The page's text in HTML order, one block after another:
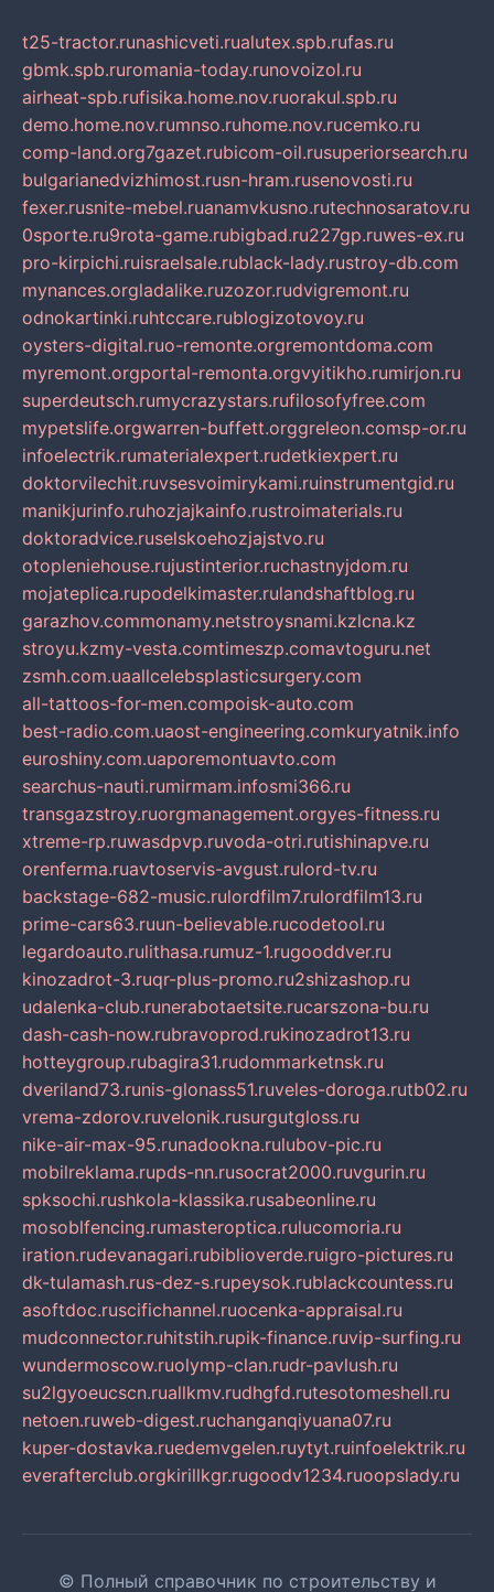
t25-tractor.runashicveti.rualutex.spb.rufas.ru
gbmk.spb.ruromania-today.runovoizol.ru
airheat-spb.rufisika.home.nov.ruorakul.spb.ru
demo.home.nov.rumnso.ruhome.nov.rucemko.ru
comp-land.org7gazet.rubicom-oil.rusuperiorsearch.ru
bulgarianedvizhimost.rusn-hram.rusenovosti.ru
fexer.rusnite-mebel.ruanamvkusno.rutechnosaratov.ru
0sporte.ru9rota-game.rubigbad.ru227gp.ruwes-ex.ru
pro-kirpichi.ruisraelsale.rublack-lady.rustroy-db.com
mynances.orgladalike.ruzozor.rudvigremont.ru
odnokartinki.ruhtccare.rublogizotovoy.ru
oysters-digital.ruo-remonte.orgremontdoma.com
myremont.orgportal-remonta.orgvyitikho.rumirjon.ru
superdeutsch.rumycrazystars.rufilosofyfree.com
mypetslife.orgwarren-buffett.orggreleon.comsp-or.ru
infoelectrik.rumaterialexpert.rudetkiexpert.ru
doktorvilechit.ruvsesvoimirykami.ruinstrumentgid.ru
manikjurinfo.ruhozjajkainfo.rustroimaterials.ru
doktoradvice.ruselskoehozjajstvo.ru
otopleniehouse.rujustinterior.ruchastnyjdom.ru
mojateplica.rupodelkimaster.rulandshaftblog.ru
garazhov.commonamy.netstroysnami.kzlcna.kz
stroyu.kzmy-vesta.comtimeszp.comavtoguru.net
zsmh.com.uaallcelebsplasticsurgery.com
all-tattoos-for-men.compoisk-auto.com
best-radio.com.uaost-engineering.comkuryatnik.info
euroshiny.com.uaporemontuavto.com
searchus-nauti.rumirmam.infosmi366.ru
transgazstroy.ruorgmanagement.orgyes-fitness.ru
xtreme-rp.ruwasdpvp.ruvoda-otri.rutishinapve.ru
orenferma.ruavtoservis-avgust.rulord-tv.ru
backstage-682-music.rulordfilm7.rulordfilm13.ru
prime-cars63.ruun-believable.rucodetool.ru
legardoauto.rulithasa.rumuz-1.rugooddver.ru
kinozadrot-3.ruqr-plus-promo.ru2shizashop.ru
udalenka-club.runerabotaetsite.rucarszona-bu.ru
dash-cash-now.rubravoprod.rukinozadrot13.ru
hotteygroup.rubagira31.rudommarketnsk.ru
dveriland73.runis-glonass51.ruveles-doroga.rutb02.ru
vrema-zdorov.ruvelonik.rusurgutgloss.ru
nike-air-max-95.runadookna.rulubov-pic.ru
mobilreklama.rupds-nn.rusocrat2000.ruvgurin.ru
spksochi.rushkola-klassika.rusabeonline.ru
mosoblfencing.rumasteroptica.rulucomoria.ru
iration.rudevanagari.rubiblioverde.ruigro-pictures.ru
dk-tulamash.rus-dez-s.rupeysok.rublackcountess.ru
asoftdoc.ruscifichannel.ruocenka-appraisal.ru
mudconnector.ruhitstih.rupik-finance.ruvip-surfing.ru
wundermoscow.ruolymp-clan.rudr-pavlush.ru
su2lgyoeucscn.ruallkmv.rudhgfd.rutesotomeshell.ru
netoen.ruweb-digest.ruchanganqiyuana07.ru
kuper-dostavka.ruedemvgelen.ruytyt.ruinfoelektrik.ru
everafterclub.orgkirillkgr.rugoodv1234.ruoopslady.ru
© Полный справочник по строительству и